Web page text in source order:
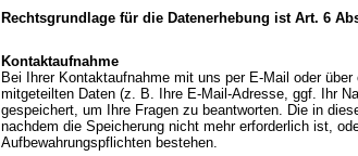
Rechtsgrundlage für die Datenerhebung ist Art. 6
Kontaktaufnahme
Bei Ihrer Kontaktaufnahme mit uns per E-Mail oder
mitgeteilten Daten (z. B. Ihre E-Mail-Adresse, ggf. Ihr
gespeichert, um Ihre Fragen zu beantworten. Die in
nachdem die Speicherung nicht mehr erforderlich ist,
Aufbewahrungspflichten bestehen.